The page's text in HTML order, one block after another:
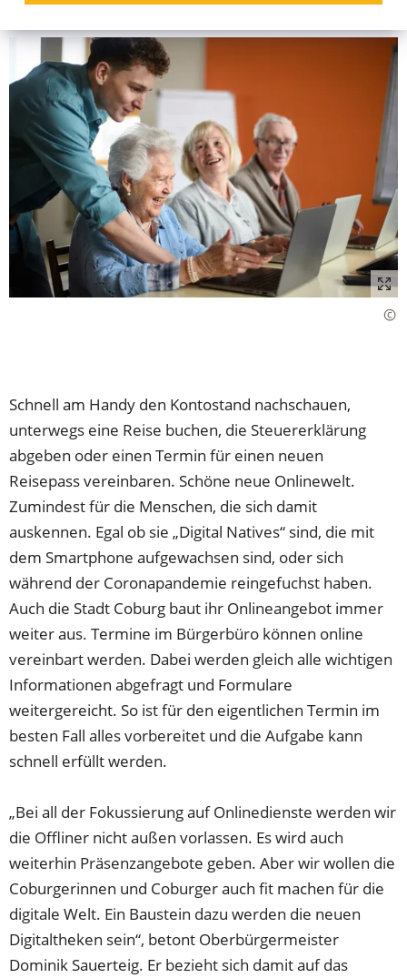
Schnell am Handy den Kontostand nachschauen,
unterwegs eine Reise buchen, die Steuererklärung
abgeben oder einen Termin für einen neuen
Reisepass vereinbaren. Schöne neue Onlinewelt.
Zumindest für die Menschen, die sich damit
auskennen. Egal ob sie „Digital Natives“ sind, die mit
dem Smartphone aufgewachsen sind, oder sich
während der Coronapandemie reingefuchst haben.
Auch die Stadt Coburg baut ihr Onlineangebot immer
weiter aus. Termine im Bürgerbüro können online
vereinbart werden. Dabei werden gleich alle wichtigen
Informationen abgefragt und Formulare
weitergereicht. So ist für den eigentlichen Termin im
besten Fall alles vorbereitet und die Aufgabe kann
schnell erfüllt werden.
„Bei all der Fokussierung auf Onlinedienste werden wir
die Offliner nicht außen vorlassen. Es wird auch
weiterhin Präsenzangebote geben. Aber wir wollen die
Coburgerinnen und Coburger auch fit machen für die
digitale Welt. Ein Baustein dazu werden die neuen
Digitaltheken sein“, betont Oberbürgermeister
Dominik Sauerteig. Er bezieht sich damit auf das